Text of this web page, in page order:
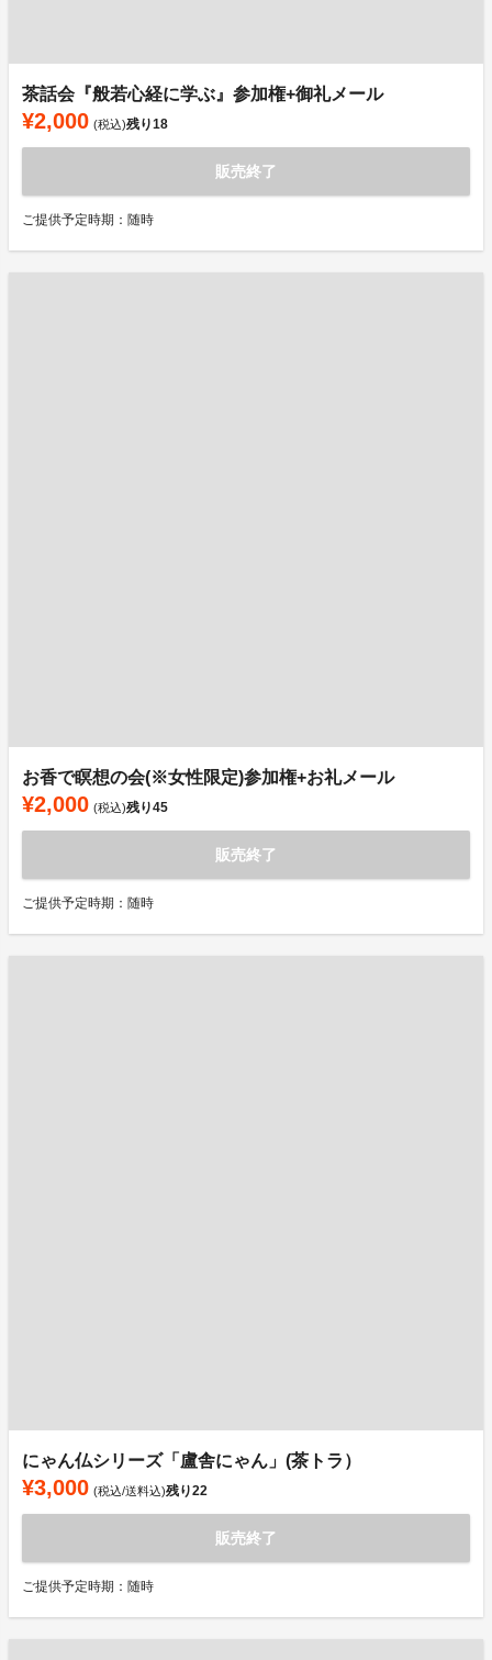
茶話会『般若心経に学ぶ』参加権+御礼メール
¥2,000 (税込)残り18
販売終了
ご提供予定時期：随時
お香で瞑想の会(※女性限定)参加権+お礼メール
¥2,000 (税込)残り45
販売終了
ご提供予定時期：随時
にゃん仏シリーズ「盧舎にゃん」(茶トラ）
¥3,000 (税込/送料込)残り22
販売終了
ご提供予定時期：随時